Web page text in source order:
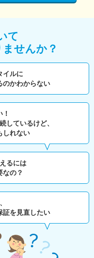
て
せんか？
イルに
のかわからない
しているけど、
しれない
るには
なの？
証を見直したい